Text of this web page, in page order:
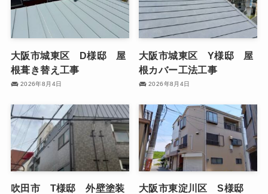
大阪市城東区 D様邸 屋
根葺き替え工事
2026年8月4日
大阪市城東区 Y様邸 屋
根カバー工法工事
2026年8月4日
吹田市 T様邸 外壁塗装
大阪市東淀川区 S様邸